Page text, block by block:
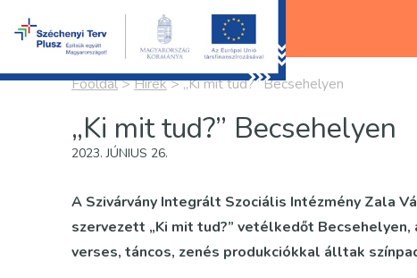
Főoldal>Hírek>„Ki mit tud?” Becsehelyen
„Ki mit tud?” Becsehelyen
2023. JÚNIUS 26.
A Szivárvány Integrált Szociális Intézmény Zala
szervezett „Ki mit tud?” vetélkedőt
verses, táncos, zenés produkciókkal álltak